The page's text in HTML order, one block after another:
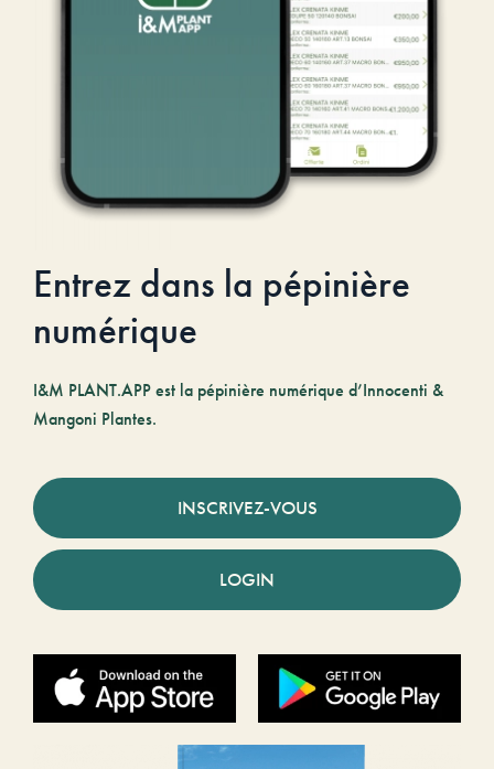
Entrez dans la pépinière
numérique
I&M PLANT.APP est la pépinière numérique d’Innocenti &
Mangoni Plantes.
INSCRIVEZ-VOUS
LOGIN